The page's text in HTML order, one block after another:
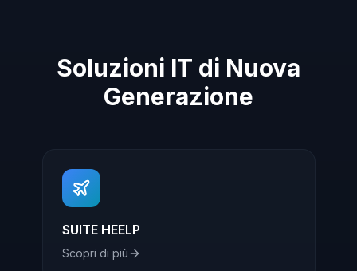
Soluzioni IT di Nuova
Generazione
SUITE HEELP
Scopri di più